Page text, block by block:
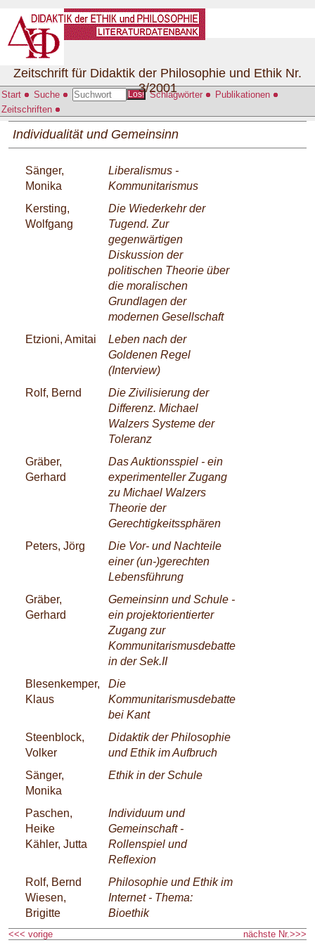
Start Suche Los! Schlagwörter
Publikationen
Zeitschriften
Zeitschrift für Didaktik der Philosophie und Ethik Nr.
3/2001
Individualität und Gemeinsinn
Sänger,
Monika
Liberalismus -
Kommunitarismus
Kersting,
Wolfgang
Die Wiederkehr der
Tugend. Zur
gegenwärtigen
Diskussion der
politischen Theorie über
die moralischen
Grundlagen der
modernen Gesellschaft
Etzioni, Amitai
Leben nach der
Goldenen Regel
(Interview)
Rolf, Bernd
Die Zivilisierung der
Differenz. Michael
Walzers Systeme der
Toleranz
Gräber,
Gerhard
Das Auktionsspiel - ein
experimenteller Zugang
zu Michael Walzers
Theorie der
Gerechtigkeitssphären
Peters, Jörg
Die Vor- und Nachteile
einer (un-)gerechten
Lebensführung
Gräber,
Gerhard
Gemeinsinn und Schule -
ein projektorientierter
Zugang zur
Kommunitarismusdebatte
in der Sek.II
Blesenkemper,
Klaus
Die
Kommunitarismusdebatte
bei Kant
Steenblock,
Volker
Didaktik der Philosophie
und Ethik im Aufbruch
Sänger,
Monika
Ethik in der Schule
Paschen,
Heike
Kähler, Jutta
Individuum und
Gemeinschaft -
Rollenspiel und
Reflexion
Rolf, Bernd
Wiesen,
Brigitte
Philosophie und Ethik im
Internet - Thema:
Bioethik
<<< vorige nächste Nr.>>>